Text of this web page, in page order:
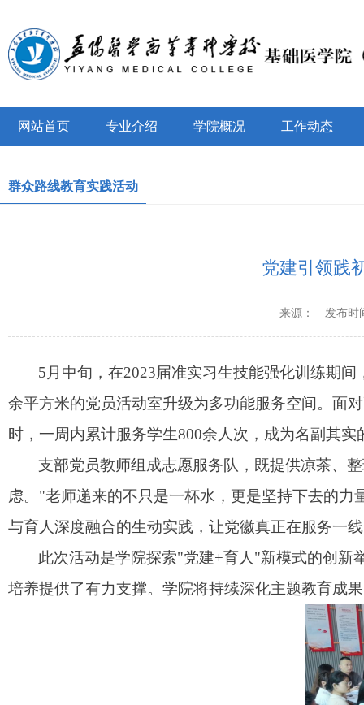
网站首页 专业介绍 学院概况 工作动态
群众路线教育实践活动
党建引领践
来源： 发布时
5月中旬， 在2023届准实习生技能强化训练期
余平方米的党员活动室升级为多功能服务空间。面
时，一周内累计服务学生800余人次，成为名副其
支部党员教师组成志愿服务队，既提供凉茶、
虑。"老师递来的不只是一杯水，更是坚持下去的
与育人深度融合的生动实践，让党徽真正在服务一
此次活动是学院探索"党建+育人"新模式的创新
培养提供了有力支撑。学院将持续深化主题教育成